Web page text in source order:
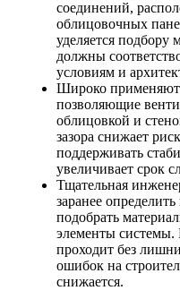
соединений,
облицовочных
уделяется подбору
должны
условиям и
Широко
позволяющие
облицовкой и
зазора снижает
поддерживать
увеличивает срок
Тщательная
заранее
подобрать
элементы системы.
проходит без
ошибок на
снижается.